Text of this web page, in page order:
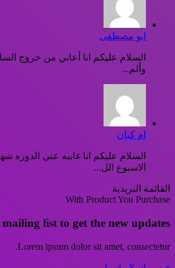
ابو مصطفى
السلام عليكم انا أعاني من خروج
وألم...
ام كيان
السلام عليكم انا غايبه عني
الاسبوع الل...
القائمة البريدية
With Product You Purchase
list to get the new updates!
Lorem ipsum dolor sit amet, consectetur.